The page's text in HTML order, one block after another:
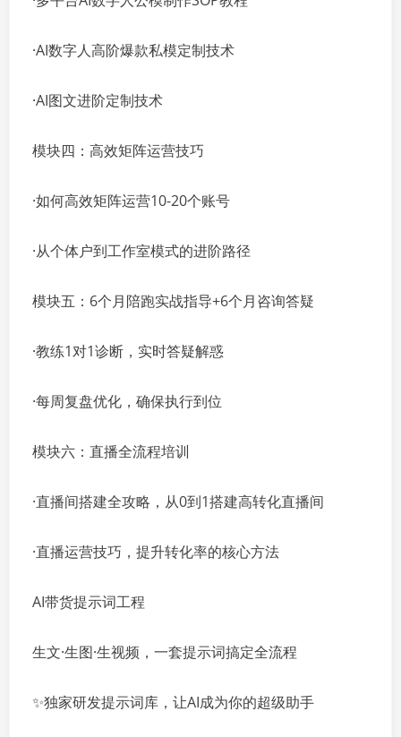
·AI数字人高阶爆款私模定制技术
·AI图文进阶定制技术
模块四：高效矩阵运营技巧
·如何高效矩阵运营10-20个账号
·从个体户到工作室模式的进阶路径
模块五：6个月陪跑实战指导+6个月咨询答疑
·教练1对1诊断，实时答疑解惑
·每周复盘优化，确保执行到位
模块六：直播全流程培训
·直播间搭建全攻略，从0到1搭建高转化直播间
·直播运营技巧，提升转化率的核心方法
AI带货提示词工程
生文·生图·生视频，一套提示词搞定全流程
✨独家研发提示词库，让AI成为你的超级助手